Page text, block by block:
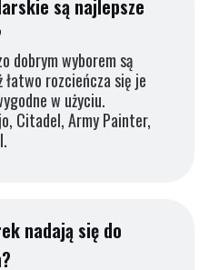
są najlepsze
dobrym wyborem są
rozcieńcza się je
w użyciu.
Citadel, Army Painter,
nadają się do